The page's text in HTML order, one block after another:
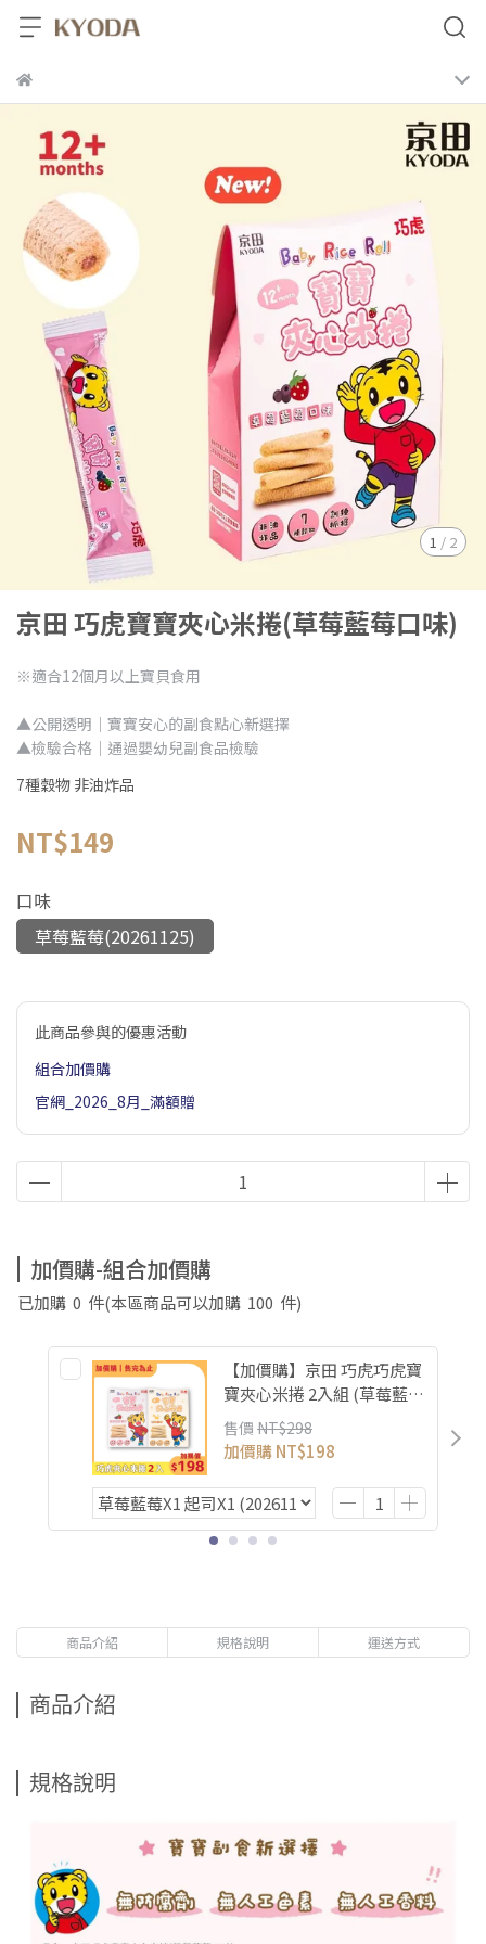
1 / 2
京田 巧虎寶寶夾心米捲(草莓藍莓口味)
※適合12個月以上寶貝食用
▲公開透明｜寶寶安心的副食點心新選擇
▲檢驗合格｜通過嬰幼兒副食品檢驗
7種穀物 非油炸品
NT$149
口味
草莓藍莓(20261125)
此商品參與的優惠活動
組合加價購
官網_2026_8月_滿額贈
加價購-組合加價購
已加購 0 件(本區商品可以加購 100 件)
【加價購】京田 巧虎巧虎寶
寶夾心米捲 2入組 (草莓藍
莓/起司)
售價 NT$298
加價購NT$198
商品介紹 規格說明 運送方式
商品介紹
規格說明